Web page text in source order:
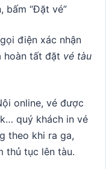
bấm “Đặt vé”
điện xác nhận
hoàn tất đặt vé tàu
online, vé được
quý khách in vé
theo khi ra ga,
thủ tục lên tàu.